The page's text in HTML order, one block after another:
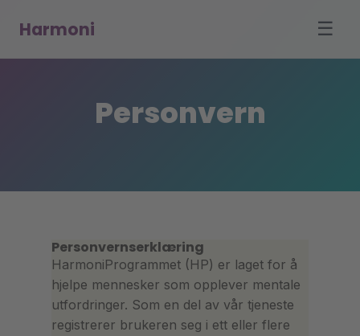
Harmoni ☰
Personvern
Personvernserklæring
HarmoniProgrammet (HP) er laget for å
hjelpe mennesker som opplever mentale
utfordringer. Som en del av vår tjeneste
registrerer brukeren seg i ett eller flere